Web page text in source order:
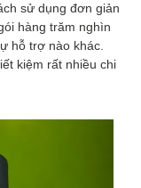
sử dụng đơn giản
hàng trăm nghìn
hỗ trợ nào khác.
kiệm rất nhiều chi